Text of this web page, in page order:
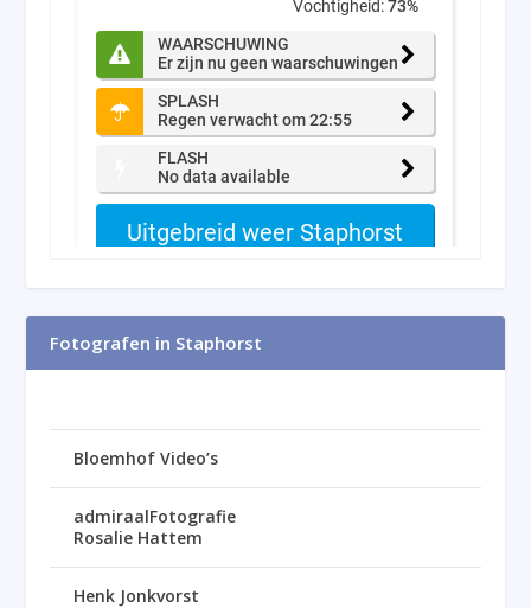
Fotografen in Staphorst
Bloemhof Video’s
admiraalFotografie
Rosalie Hattem
Henk Jonkvorst